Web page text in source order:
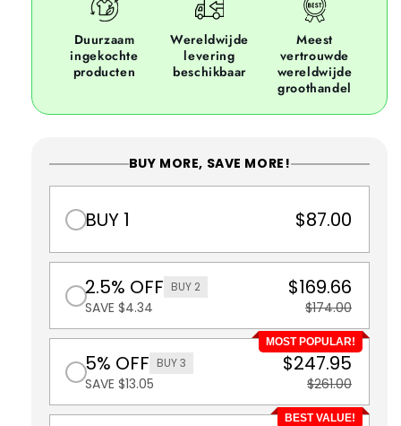
Duurzaam
ingekochte
producten
Wereldwijde
levering
beschikbaar
Meest
vertrouwde
wereldwijde
groothandel
BUY MORE, SAVE MORE!
BUY 1 $87.00
2.5% OFF BUY 2
SAVE $4.34
$169.66
$174.00
MOST POPULAR!
5% OFF BUY 3
SAVE $13.05
$247.95
$261.00
BEST VALUE!